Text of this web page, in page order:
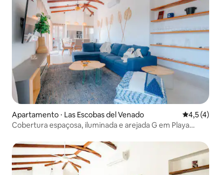
Apartamento ⋅ Las Escobas del Venado 4,5 de
4,5 (4)
Cobertura espaçosa, iluminada e arejada G em Playa